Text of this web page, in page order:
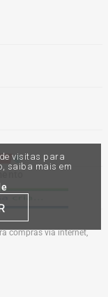
visitas para
saiba mais em
compras via internet,